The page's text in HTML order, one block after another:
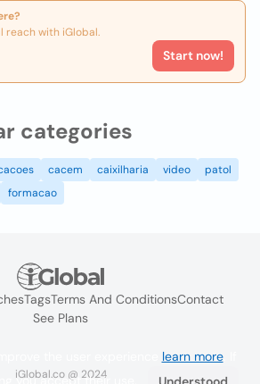
reach with iGlobal.
Start now!
categories
cacem caixilharia video
patol
formacao
TagsTerms And ConditionsContact
See Plans
iGlobal.co @ 2024
learn more. If
you accept their use.